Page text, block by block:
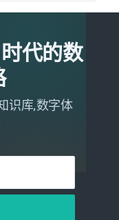
代的数
识库,数字体